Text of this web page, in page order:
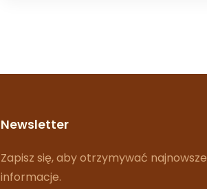
Newsletter
Zapisz się, aby otrzymywać najnowsze
informacje.